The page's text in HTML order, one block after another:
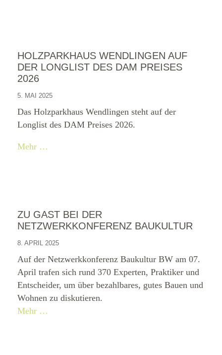
HOLZPARKHAUS WENDLINGEN AUF
DER LONGLIST DES DAM PREISES
2026
5. MAI 2025
Das Holzparkhaus Wendlingen steht auf der
Longlist des DAM Preises 2026.
Mehr …
ZU GAST BEI DER
NETZWERKKONFERENZ BAUKULTUR
8. APRIL 2025
Auf der Netzwerkkonferenz Baukultur BW am 07.
April trafen sich rund 370 Experten, Praktiker und
Entscheider, um über bezahlbares, gutes Bauen und
Wohnen zu diskutieren.
Mehr …